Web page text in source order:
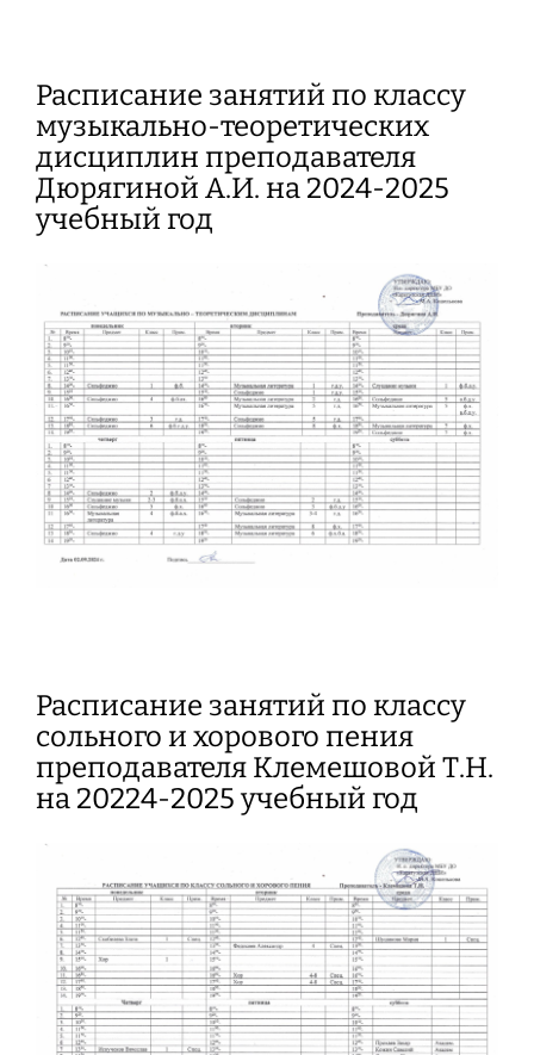
Расписание занятий по классу
музыкально-теоретических
дисциплин преподавателя
Дюрягиной А.И. на 2024-2025
учебный год
Расписание занятий по классу
сольного и хорового пения
преподавателя Клемешовой Т.Н.
на 20224-2025 учебный год